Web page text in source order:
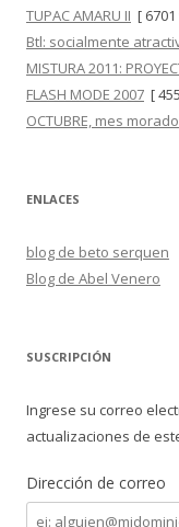
TUPAC AMARU II [
Btl: socialmente
MISTURA 2011:
FLASH MODE 2007 [
OCTUBRE, mes morado
ENLACES
blog de beto serquen
Blog de Abel Venero
SUSCRIPCIÓN
Ingrese su correo
actualizaciones de
Dirección de correo
Dirección